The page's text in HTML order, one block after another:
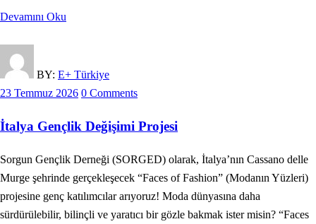
Devamını Oku
BY: E+ Türkiye
23 Temmuz 2026 0 Comments
İtalya Gençlik Değişimi Projesi
Sorgun Gençlik Derneği (SORGED) olarak, İtalya’nın Cassano delle
Murge şehrinde gerçekleşecek “Faces of Fashion” (Modanın Yüzleri)
projesine genç katılımcılar arıyoruz! Moda dünyasına daha
sürdürülebilir, bilinçli ve yaratıcı bir gözle bakmak ister misin? “Faces